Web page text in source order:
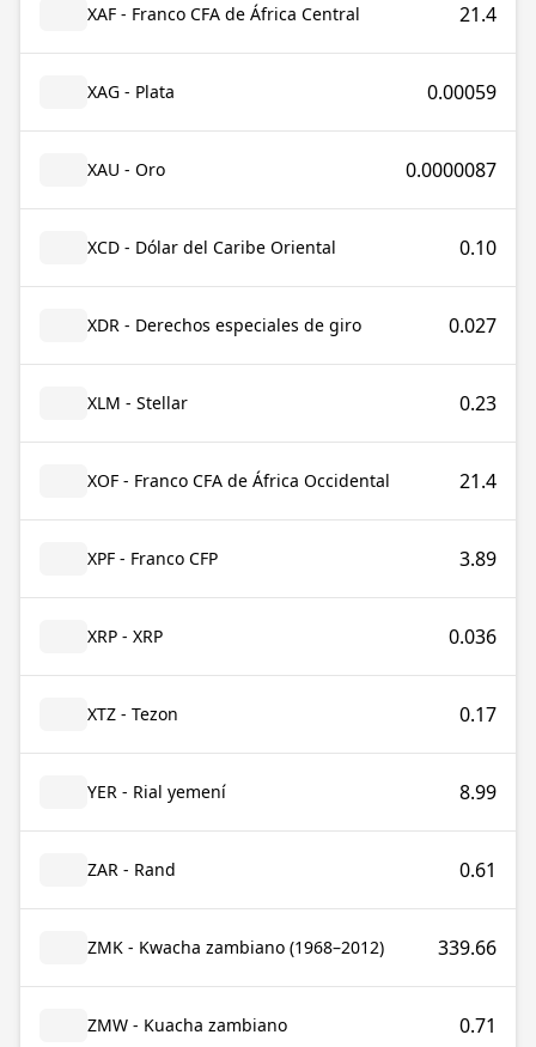
XAF - Franco CFA de África Central 21.4
XAG - Plata 0.00059
XAU - Oro 0.0000087
XCD - Dólar del Caribe Oriental 0.10
XDR - Derechos especiales de giro 0.027
XLM - Stellar 0.23
XOF - Franco CFA de África Occidental 21.4
XPF - Franco CFP 3.89
XRP - XRP 0.036
XTZ - Tezon 0.17
YER - Rial yemení 8.99
ZAR - Rand 0.61
ZMK - Kwacha zambiano (1968–2012) 339.66
ZMW - Kuacha zambiano 0.71